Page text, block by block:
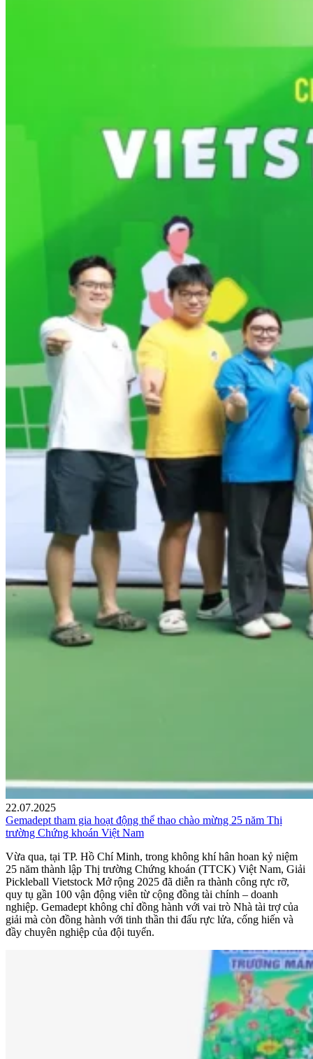
22.07.2025
Gemadept tham gia hoạt động thể thao chào mừng 25 năm Thị
trường Chứng khoán Việt Nam
Vừa qua, tại TP. Hồ Chí Minh, trong không khí hân hoan kỷ niệm
25 năm thành lập Thị trường Chứng khoán (TTCK) Việt Nam, Giải
Pickleball Vietstock Mở rộng 2025 đã diễn ra thành công rực rỡ,
quy tụ gần 100 vận động viên từ cộng đồng tài chính – doanh
nghiệp. Gemadept không chỉ đồng hành với vai trò Nhà tài trợ của
giải mà còn đồng hành với tinh thần thi đấu rực lửa, cống hiến và
đầy chuyên nghiệp của đội tuyển.